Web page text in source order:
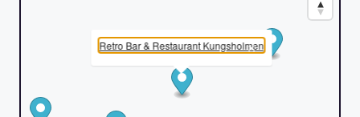
Retro Bar & Restaurant Kungsholmen
×